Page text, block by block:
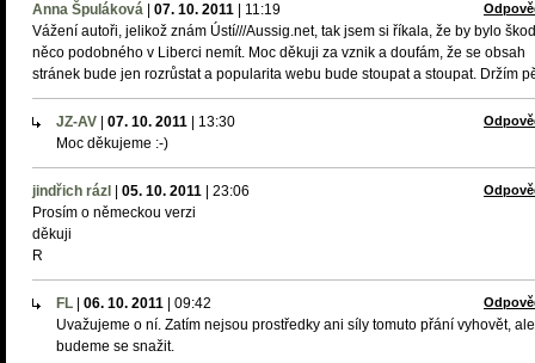
Anna Špuláková 07. 10. 2011 11:19
Vážení autoři, jelikož znám Ústí///Aussig.net, tak jsem si říkala, že by bylo
něco podobného v Liberci nemít. Moc děkuji za vznik a doufám, že se obsah
stránek bude jen rozrůstat a popularita webu bude stoupat a stoupat. Držím
JZ-AV 07. 10. 2011 13:30
Moc děkujeme :-)
jindřich rázl 05. 10. 2011 23:06
Prosím o německou verzi
děkuji
R
FL 06. 10. 2011 09:42
Uvažujeme o ní. Zatím nejsou prostředky ani síly tomuto přání vyhovět, ale
budeme se snažit.